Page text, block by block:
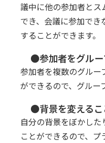
議中に他の参加者とス
でき、会議に参加で
することができます。
●参加者をグルー
参加者を複数のグルー
ができるので、グルー
●背景を変えるこ
自分の背景をぼかし
ことができるので、